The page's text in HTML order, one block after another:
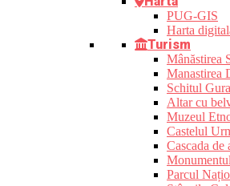
PUG-GIS
Harta
Turism
Mânăstirea
Manastirea
Schitul
Altar cu
Muzeul
Castelul
Cascada de
Parcul